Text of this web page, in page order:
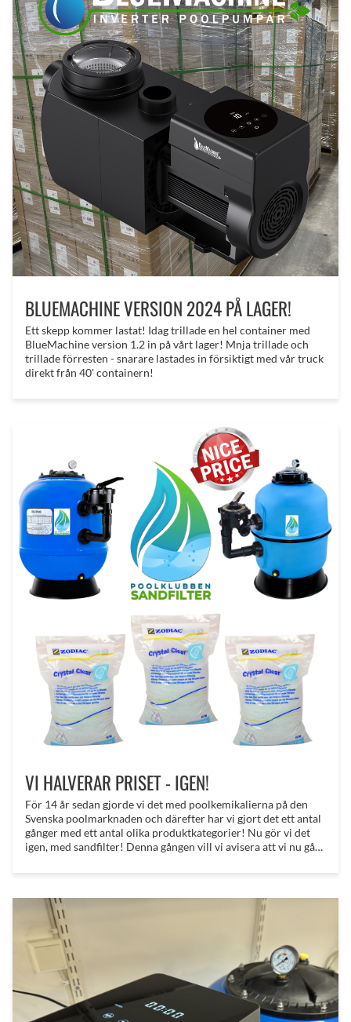
BLUEMACHINE VERSION 2024 PÅ LAGER!
Ett skepp kommer lastat! Idag trillade en hel container med
BlueMachine version 1.2 in på vårt lager! Mnja trillade och
trillade förresten - snarare lastades in försiktigt med vår truck
direkt från 40' containern!
VI HALVERAR PRISET - IGEN!
För 14 år sedan gjorde vi det med poolkemikalierna på den
Svenska poolmarknaden och därefter har vi gjort det ett antal
gånger med ett antal olika produktkategorier! Nu gör vi det
igen, med sandfilter! Denna gången vill vi avisera att vi nu gått